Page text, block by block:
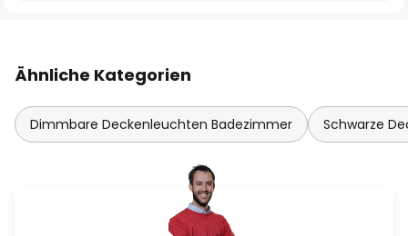
Ähnliche Kategorien
Dimmbare Deckenleuchten Badezimmer Schwarze